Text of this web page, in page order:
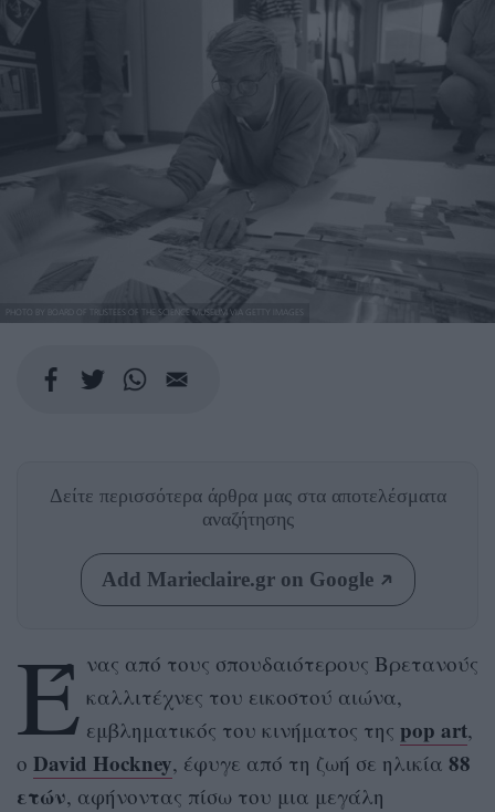
PHOTO BY BOARD OF TRUSTEES OF THE SCIENCE MUSEUM VIA GETTY IMAGES
Δείτε περισσότερα άρθρα μας στα αποτελέσματα
αναζήτησης
Add Marieclaire.gr on Google
Έ νας από τους σπουδαιότερους Βρετανούς
καλλιτέχνες του εικοστού αιώνα,
εμβληματικός του κινήματος της pop art,
ο David Hockney, έφυγε από τη ζωή σε ηλικία 88
ετών, αφήνοντας πίσω του μια μεγάλη